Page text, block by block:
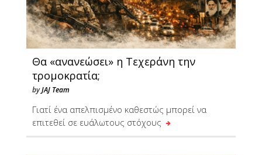
Θα «ανανεώσει» η Τεχεράνη την
τρομοκρατία;
byJAJ Team
Γιατί ένα απελπισμένο καθεστώς μπορεί να
επιτεθεί σε ευάλωτους στόχους